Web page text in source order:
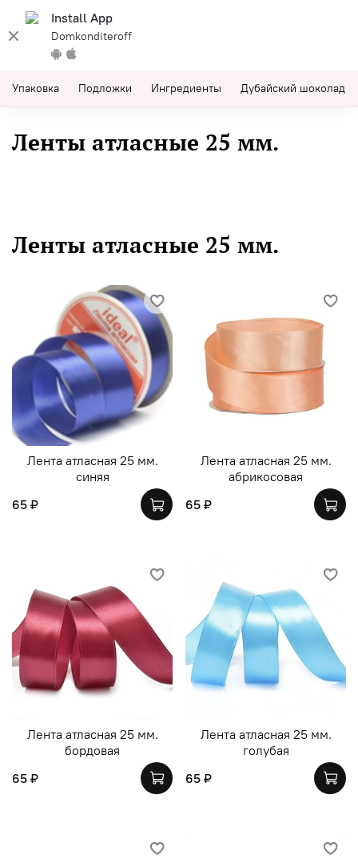
Install App
Domkonditeroff
Упаковка Подложки Ингредиенты Дубайский шоколад
Ленты атласные 25 мм.
Ленты атласные 25 мм.
Лента атласная 25 мм.
синяя
65 ₽
Лента атласная 25 мм.
абрикосовая
65 ₽
Лента атласная 25 мм.
бордовая
65 ₽
Лента атласная 25 мм.
голубая
65 ₽